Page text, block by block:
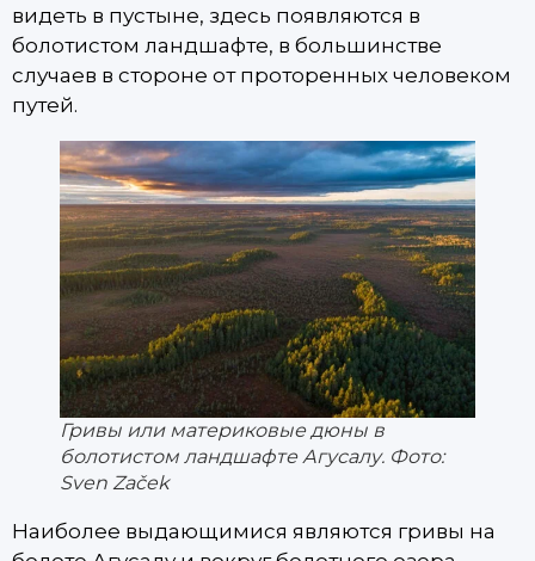
видеть в пустыне, здесь появляются в
болотистом ландшафте, в большинстве
случаев в стороне от проторенных человеком
путей.
Гривы или материковые дюны в
болотистом ландшафте Агусалу. Фото:
Sven Začek
Наиболее выдающимися являются гривы на